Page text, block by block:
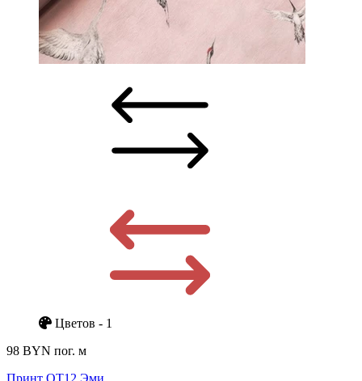
Цветов - 1
98 BYN пог. м
Принт ОТ12 Эми